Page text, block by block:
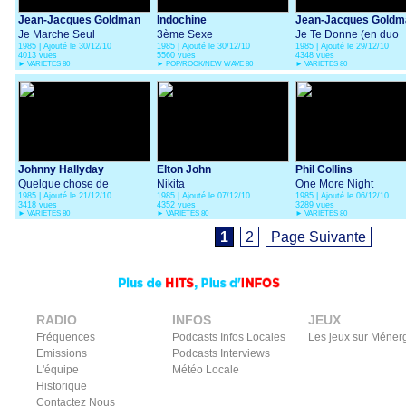
Jean-Jacques Goldman
Je Marche Seul
1985 | Ajouté le 30/12/10
4013 vues
► VARIETES 80
Indochine
3ème Sexe
1985 | Ajouté le 30/12/10
5560 vues
► POP/ROCK/NEW WAVE 80
Jean-Jacques
Je Te Donne (en duo
avec Michael Jones)
1985 | Ajouté le 29/12/10
4348 vues
► VARIETES 80
Johnny Hallyday
Quelque chose de
Tennessee
1985 | Ajouté le 21/12/10
3418 vues
► VARIETES 80
Elton John
Nikita
1985 | Ajouté le 07/12/10
4352 vues
► VARIETES 80
Phil Collins
One More Night
1985 | Ajouté le 06/12/10
3289 vues
► VARIETES 80
1 2 Page Suivante
RADIO
Fréquences
Emissions
L'équipe
Historique
Contactez Nous
INFOS
Podcasts Infos Locales
Podcasts Interviews
Météo Locale
JEUX
Les jeux sur